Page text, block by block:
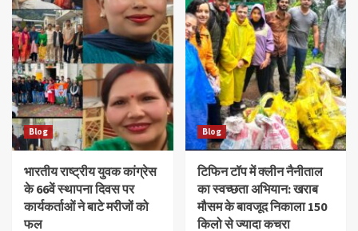
Blog
भारतीय राष्ट्रीय युवक कांग्रेस
के 66वें स्थापना दिवस पर
कार्यकर्ताओं ने बाटे मरीजों को
फल
Blog
टिफिन टॉप में क्लीन नैनीताल
का स्वच्छता अभियान: खराब
मौसम के बावजूद निकाला 150
किलो से ज्यादा कचरा